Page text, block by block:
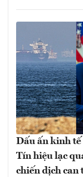
Dấu ấn kinh
Tín hiệu lạc
chiến dịch can